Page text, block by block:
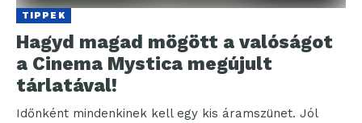
TIPPEK
Hagyd magad mögött a valóságot
a Cinema Mystica megújult
tárlatával!
Időnként mindenkinek kell egy kis áramszünet. Jól